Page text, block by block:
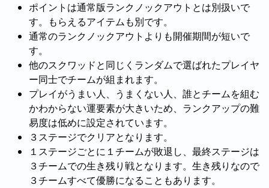
ポイントは通常版ランクノックアウトとは別扱いで
す。もらえるアイテムも別です。
通常のランクノックアウトよりも開催期間が短いで
す。
他のスクワッドと同じくランダムで選ばれたプレイヤ
ー同士でチームが組まれます。
プレイがうまい人、うまくない人、誰とチームを組む
かわからない運要素が大きいため、ランクアップの難
易度は低めに設定されています。
３ステージでクリアとなります。
１ステージごとに１チームが敗退し、最終ステージは
３チームでの生き残り戦となります。生き残りなので
３チームすべて優勝になることもあります。